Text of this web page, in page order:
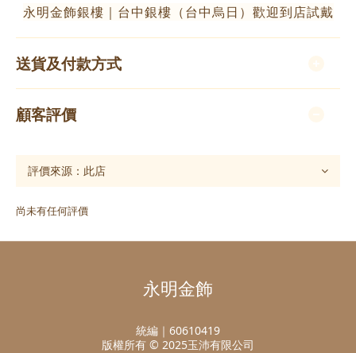
永明金飾銀樓｜台中銀樓（台中烏日）歡迎到店試戴
送貨及付款方式
顧客評價
尚未有任何評價
永明金飾
統編｜60610419
版權所有 © 2025玉沛有限公司